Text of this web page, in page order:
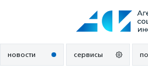
новости сервисы